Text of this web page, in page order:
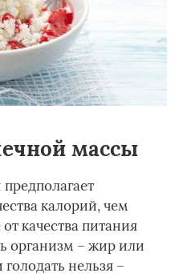
массы
калорий, чем
качества питания
организм – жир или
нельзя –